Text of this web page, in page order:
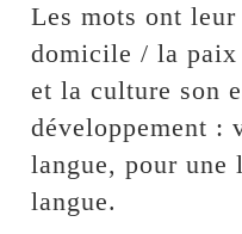
Les mots ont
domicile / la
et la culture son
développement :
langue, pour une
langue.